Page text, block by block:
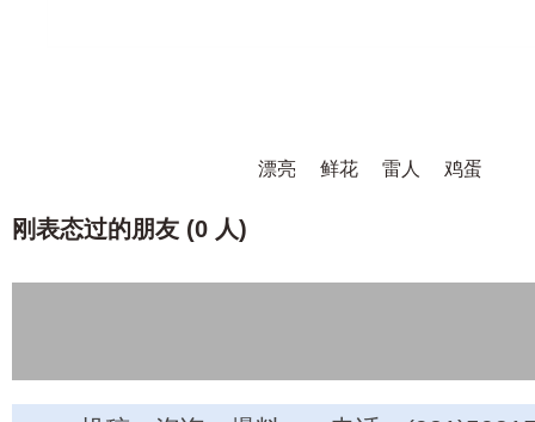
漂亮 鲜花 雷人 鸡蛋
刚表态过的朋友 (0 人)